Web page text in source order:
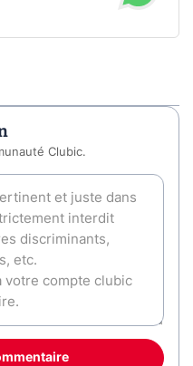
Clubic.